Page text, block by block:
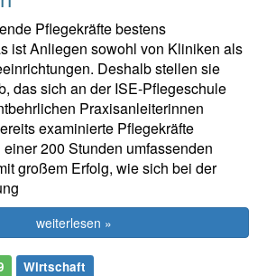
Pflegekräfte bestens
ist Anliegen sowohl von Kliniken als
Deshalb stellen sie
das sich an der ISE-Pflegeschule
Praxisanleiterinnen
examinierte Pflegekräfte
200 Stunden umfassenden
großem Erfolg, wie sich bei der
weiterlesen »
Wirtschaft